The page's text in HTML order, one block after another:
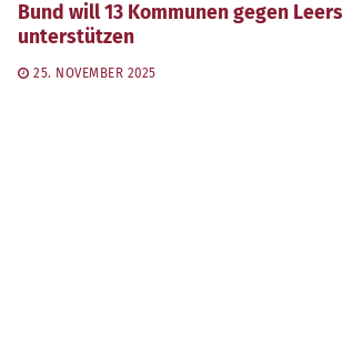
Bund will 13 Kommunen gegen
unterstützen
25. NOVEMBER 2025